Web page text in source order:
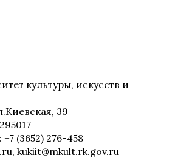
культуры, искусств и
39
(3652) 276-458
kukiit@mkult.rk.gov.ru